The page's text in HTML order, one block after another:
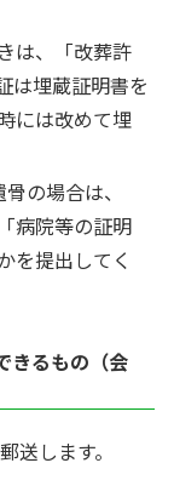
は、「改葬許
は埋蔵証明書を
には改めて埋
の場合は、
病院等の証明
を提出してく
きるもの（会
送します。